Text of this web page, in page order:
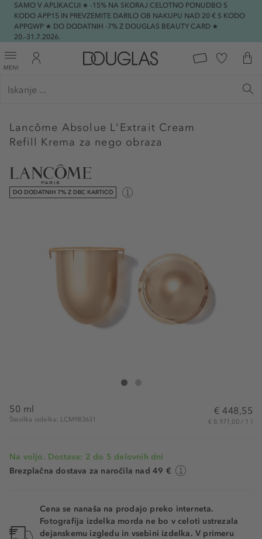
SAMO V APLIKACIJI ★ -15% NA SKORAJ CELOTNO PONUDBO S
KODO APP15 IN PREVZEMITE DARILO OB NAKUPU NAD 20 € S KODO
APPGWP ★ DO DODATNIH -7% Z DOUGLAS BEAUTY CARD ★
20.-31.7.2026.
MENI
Lancôme Absolue L'Extrait Cream
Refill Krema za nego obraza
DO DODATNIH 7% Z DBC KARTICO
Lancôme Absolue L'Extrait Cream Refill
50 ml
Številka izdelka: LCM983631
€ 448,55
€ 8.971,00 / 1 l
Na voljo. Dostava: 2 do 5 delovnih dni
Brezplačna dostava za naročila nad 49 €
Cena se nanaša na prodajo preko interneta.
Fotografija izdelka morda ne bo v celoti ustrezala
dejanskemu izgledu in vsebini izdelka. V primeru